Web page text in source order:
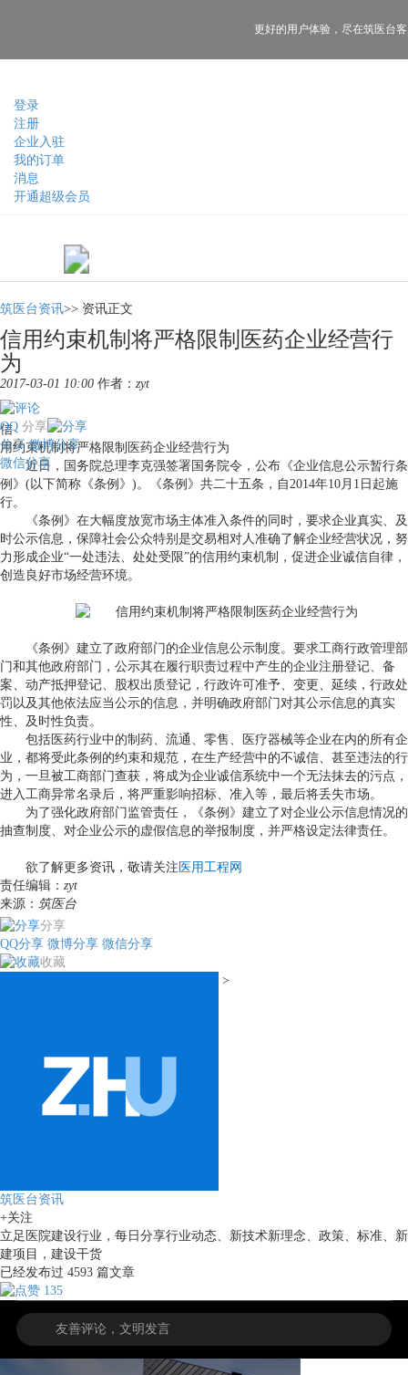
登录
注册
企业入驻
我的订单
消息
开通超级会员
更好的用户体验， 尽在筑医台
筑医台资讯>> 资讯正文
信用约束机制将严格限制医药企业经营行
为
2017-03-01 10:00 作者： zyt
分享
QQ
分享 微博分享
微信分享
信
用约束机制将严格限制医药企业经营行为
近日，国务院总理李克强签署国务院令，公布《企业信息公示暂行条
例》 (以下简称《条例》 )。《条例》共二十五条，自2014年10月 1 日起施
行。
《条例》在大幅度放宽市场主体准入条件的同时，要求企业真实、及
时公示信息，保障社会公众特别是交易相对人准确了解企业经营状况，努
力形成企业“一处违法、处处受限”的信用约束机制，促进企业诚信自律，
创造良好市场经营环境。
《条例》建立了政府部门的企业信息公示制度。要求工商行政管理部
门和其他政府部门，公示其在履行职责过程中产生的企业注册登记、备
案、动产抵押登记、股权出质登记，行政许可准予、变更、延续，行政处
罚以及其他依法应当公示的信息，并明确政府部门对其公示信息的真实
性、及时性负责。
包括医药行业中的制药、流通、零售、医疗器械等企业在内的所有企
业，都将受此条例的约束和规范，在生产经营中的不诚信、甚至违法的行
为，一旦被工商部门查获，将成为企业诚信系统中一个无法抹去的污点，
进入工商异常名录后，将严重影响招标、准入等，最后将丢失市场。
为了强化政府部门监管责任，《条例》建立了对企业公示信息情况的
抽查制度、对企业公示的虚假信息的举报制度，并严格设定法律责任。
欲了解更多资讯，敬请关注 医用工程网
责任编辑： zyt
来源： 筑医台
分享
QQ分享 微博分享 微信分享
收藏
>
筑医台资讯
+关注
立足医院建设行业，每日分享行业动态、新技术新理念、政策、标准、新
建项目，建设干货
已经发布过 4593 篇文章
135